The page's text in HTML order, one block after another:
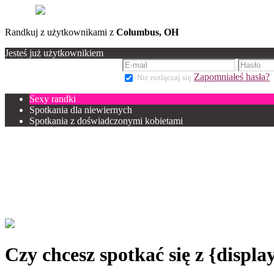
Randkuj z użytkownikami z Columbus, OH
Jesteś już użytkownikiem
Nie rozłączaj się Zapomniałeś hasła?
Sexy randki
Spotkania dla niewiernych
Spotkania z doświadczonymi kobietami
Czy chcesz spotkać się z